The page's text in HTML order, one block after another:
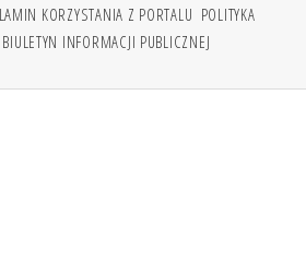
KORZYSTANIA Z PORTALU POLITYKA
BIULETYN INFORMACJI PUBLICZNEJ